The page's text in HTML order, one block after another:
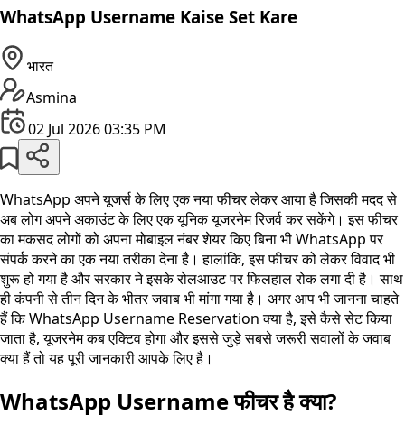
WhatsApp Username Kaise Set Kare
भारत
Asmina
02 Jul 2026 03:35 PM
WhatsApp अपने यूजर्स के लिए एक नया फीचर लेकर आया है जिसकी मदद से
अब लोग अपने अकाउंट के लिए एक यूनिक यूजरनेम रिजर्व कर सकेंगे। इस फीचर
का मकसद लोगों को अपना मोबाइल नंबर शेयर किए बिना भी WhatsApp पर
संपर्क करने का एक नया तरीका देना है। हालांकि, इस फीचर को लेकर विवाद भी
शुरू हो गया है और सरकार ने इसके रोलआउट पर फिलहाल रोक लगा दी है। साथ
ही कंपनी से तीन दिन के भीतर जवाब भी मांगा गया है। अगर आप भी जानना चाहते
हैं कि WhatsApp Username Reservation क्या है, इसे कैसे सेट किया
जाता है, यूजरनेम कब एक्टिव होगा और इससे जुड़े सबसे जरूरी सवालों के जवाब
क्या हैं तो यह पूरी जानकारी आपके लिए है।
WhatsApp Username फीचर है क्या?